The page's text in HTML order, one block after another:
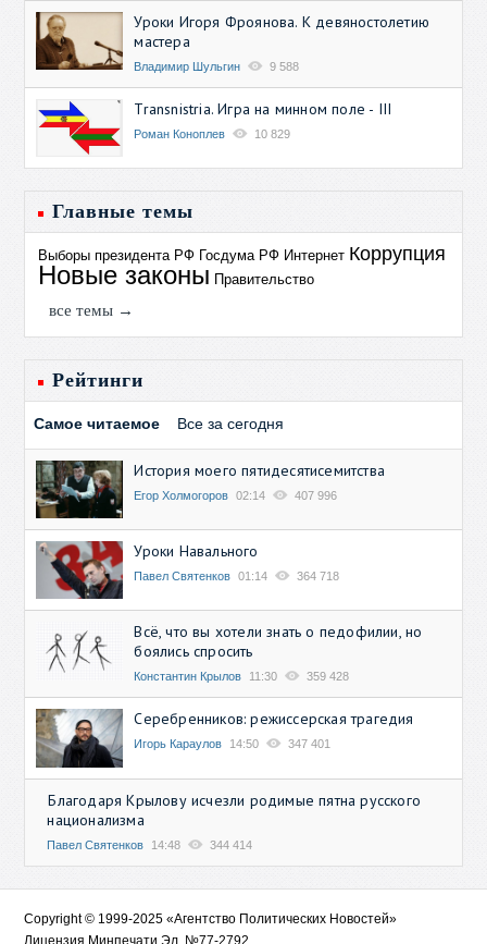
Уроки Игоря Фроянова. К девяностолетию
мастера
Владимир Шульгин 9 588
Transnistria. Игра на минном поле - III
Роман Коноплев 10 829
Главные темы
Выборы президента РФ Госдума РФ Интернет Коррупция
Новые законы Правительство
все темы →
Рейтинги
Самое читаемое Все за сегодня
История моего пятидесятисемитства
Егор Холмогоров 02:14 407 996
Уроки Навального
Павел Святенков 01:14 364 718
Всё, что вы хотели знать о педофилии, но
боялись спросить
Константин Крылов 11:30 359 428
Серебренников: режиссерская трагедия
Игорь Караулов 14:50 347 401
Благодаря Крылову исчезли родимые пятна русского
национализма
Павел Святенков 14:48 344 414
Copyright © 1999-2025 «Агентство Политических Новостей»
Лицензия Минпечати Эл. №77-2792